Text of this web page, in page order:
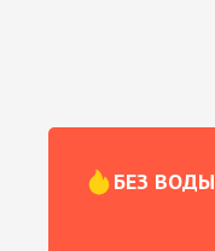
БЕЗ ВОДЫ